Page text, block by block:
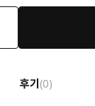
후기 (0)